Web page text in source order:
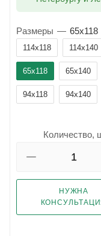
Размеры — 65x118
114x118 114x140
65x118 65x140
94x118 94x140
Количество,
НУЖНА